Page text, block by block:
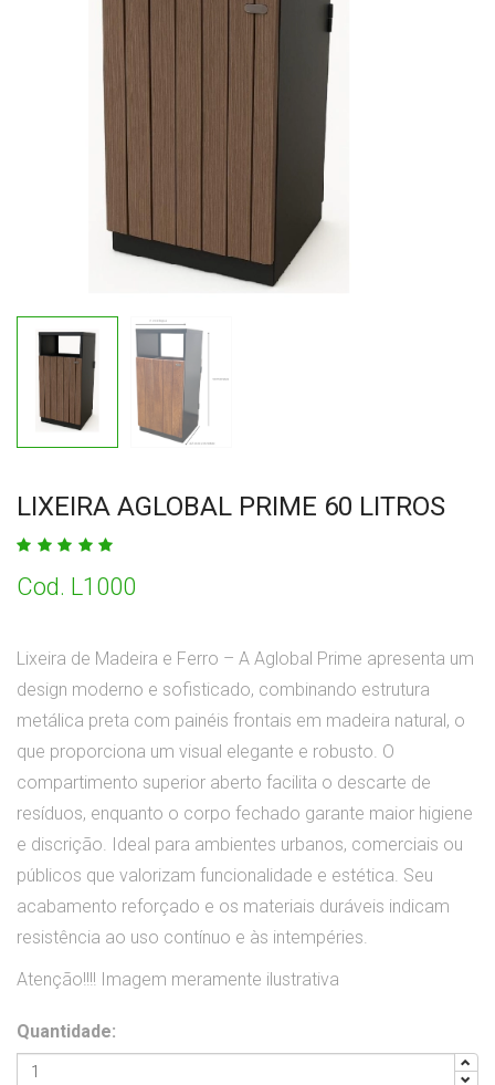
LIXEIRA AGLOBAL PRIME 60 LITROS
Cod. L1000
Lixeira de Madeira e Ferro – A Aglobal Prime apresenta um
design moderno e sofisticado, combinando estrutura
metálica preta com painéis frontais em madeira natural, o
que proporciona um visual elegante e robusto. O
compartimento superior aberto facilita o descarte de
resíduos, enquanto o corpo fechado garante maior higiene
e discrição. Ideal para ambientes urbanos, comerciais ou
públicos que valorizam funcionalidade e estética. Seu
acabamento reforçado e os materiais duráveis indicam
resistência ao uso contínuo e às intempéries.
Atenção!!!! Imagem meramente ilustrativa
Quantidade: